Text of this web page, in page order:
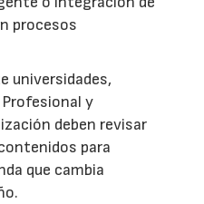
procesos
universidades,
y
deben revisar
para
que cambia